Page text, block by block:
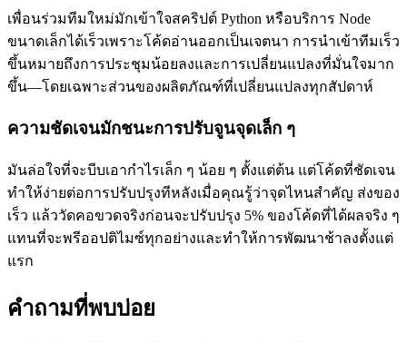
เพื่อนร่วมทีมใหม่มักเข้าใจสคริปต์ Python หรือบริการ Node
ขนาดเล็กได้เร็วเพราะโค้ดอ่านออกเป็นเจตนา การนำเข้าทีมเร็ว
ขึ้นหมายถึงการประชุมน้อยลงและการเปลี่ยนแปลงที่มั่นใจมาก
ขึ้น—โดยเฉพาะส่วนของผลิตภัณฑ์ที่เปลี่ยนแปลงทุกสัปดาห์
ความชัดเจนมักชนะการปรับจูนจุดเล็ก ๆ
มันล่อใจที่จะบีบเอากำไรเล็ก ๆ น้อย ๆ ตั้งแต่ต้น แต่โค้ดที่ชัดเจน
ทำให้ง่ายต่อการปรับปรุงทีหลังเมื่อคุณรู้ว่าจุดไหนสำคัญ ส่งของ
เร็ว แล้ววัดคอขวดจริงก่อนจะปรับปรุง 5% ของโค้ดที่ได้ผลจริง ๆ
แทนที่จะพรีออปติไมซ์ทุกอย่างและทำให้การพัฒนาช้าลงตั้งแต่
แรก
คำถามที่พบบ่อย